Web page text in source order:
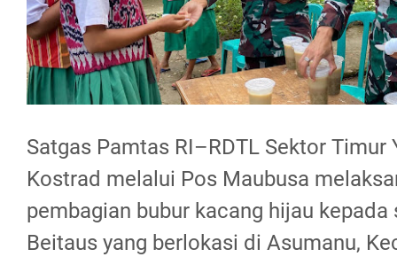
Satgas Pamtas RI–RDTL Sektor Timur
Kostrad melalui Pos Maubusa
pembagian bubur kacang hijau kepada
Beitaus yang berlokasi di Asumanu,